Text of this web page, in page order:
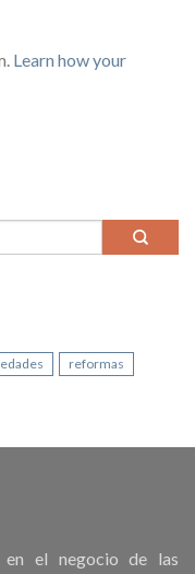
Learn how your
reformas
en el negocio de las